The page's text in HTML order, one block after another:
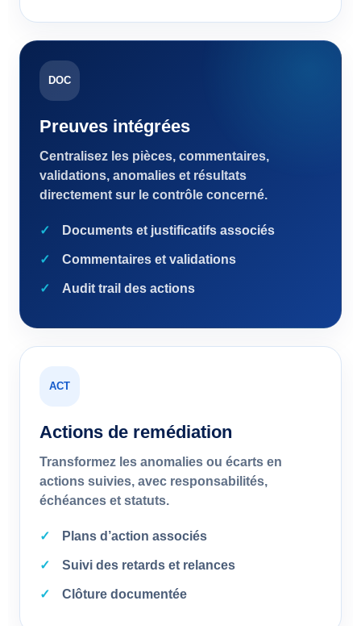
DOC
Preuves intégrées
Centralisez les pièces, commentaires,
validations, anomalies et résultats
directement sur le contrôle concerné.
Documents et justificatifs associés
Commentaires et validations
Audit trail des actions
ACT
Actions de remédiation
Transformez les anomalies ou écarts en
actions suivies, avec responsabilités,
échéances et statuts.
Plans d’action associés
Suivi des retards et relances
Clôture documentée